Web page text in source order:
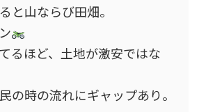
と山ならび田畑。
るほど、土地が激安ではな
の時の流れにギャップあり。